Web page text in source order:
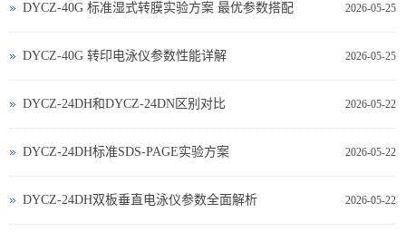
2026-05-25
DYCZ-40G 标准湿式转膜实验方案 最优参数搭配
2026-05-25
DYCZ-40G 转印电泳仪参数性能详解
2026-05-22
DYCZ-24DH和DYCZ-24DN区别对比
2026-05-22
DYCZ-24DH标准SDS-PAGE实验方案
2026-05-22
DYCZ-24DH双板垂直电泳仪参数全面解析